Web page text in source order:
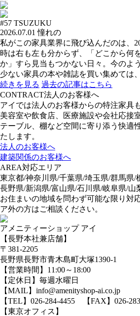
#57 TSUZUKU
2026.07.01 憧れの
私がこの家具業界に飛び込んだのは、
時は右も左も分からず、「どこから何
か」すら見当もつかない日々。今のよ
少ない家具の本や雑誌を買い集めては
続きを見る 過去の記事はこちら
CONTRACT法人のお客様へ
アイでは法人のお客様からの特注家具
美容室や飲食店、医療施設や会社応接
テーブル、棚など空間に寄り添う快適
たします。
法人のお客様へ
建築関係のお客様へ
AREA対応エリア
東京都/神奈川県/千葉県/埼玉県/群馬県/
長野県/新潟県/富山県/石川県/岐阜県/山
お住まいの地域を問わず可能な限り対
ア外の方はご相談ください。
アメニティーショップ アイ
【長野本社兼店舗】
〒381-2205
長野県長野市青木島町大塚1390-1
【営業時間】11:00～18:00
【定休日】毎週水曜日
【MAIL】info@amenityshop-ai.co.jp
【TEL】 026-284-4455 【FAX】026-
【東京オフィス】